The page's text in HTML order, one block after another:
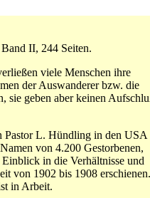
II, 244 Seiten.
viele Menschen ihre
der Auswanderer bzw. die
sie geben aber keinen
L. Hündling in den USA
von 4.200 Gestorbenen,
in die Verhältnisse und
von 1902 bis 1908 erschienen.
in Arbeit.